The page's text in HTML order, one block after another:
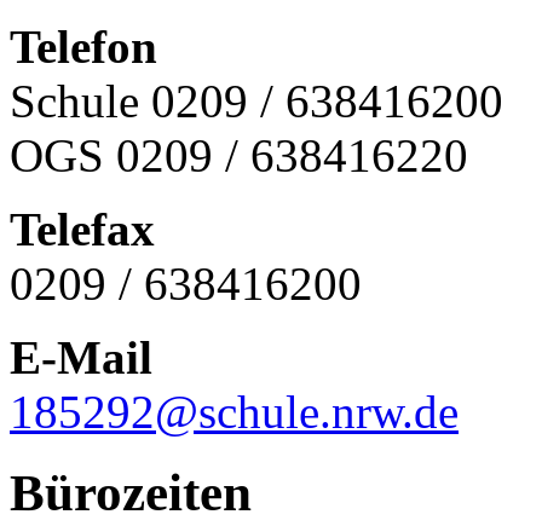
Telefon
Schule 0209 / 638416200
OGS 0209 / 638416220
Telefax
0209 / 638416200
E-Mail
185292@schule.nrw.de
Bürozeiten